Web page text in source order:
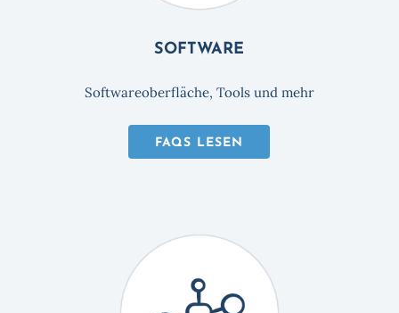
SOFTWARE
Softwareoberfläche, Tools und mehr
FAQS LESEN